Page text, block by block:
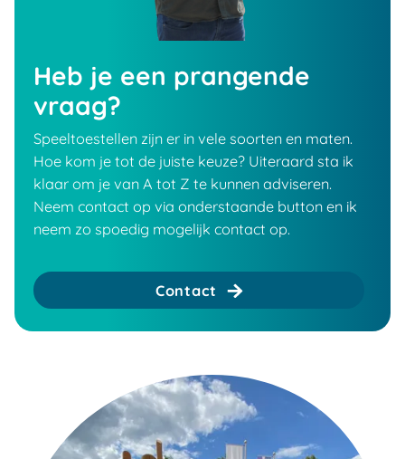
Heb je een prangende
vraag?
Speeltoestellen zijn er in vele soorten en maten.
Hoe kom je tot de juiste keuze? Uiteraard sta ik
klaar om je van A tot Z te kunnen adviseren.
Neem contact op via onderstaande button en ik
neem zo spoedig mogelijk contact op.
Contact